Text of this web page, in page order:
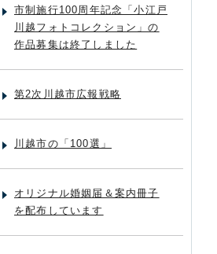
市制施行100周年記念「小江戸
川越フォトコレクション」の
作品募集は終了しました
第2次川越市広報戦略
川越市の「100選」
オリジナル婚姻届＆案内冊子
を配布しています